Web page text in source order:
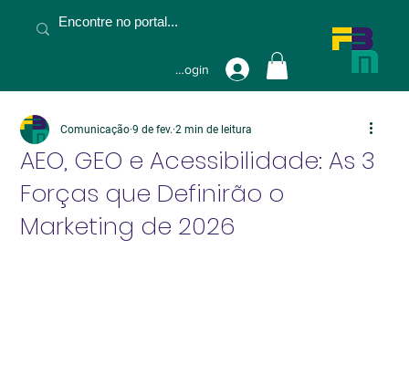
Fazer Login
AEO, GEO e Acessibilidade: As 3
Forças que Definirão o
Marketing de 2026
Comunicação 9 de fev. 2 min de leitura